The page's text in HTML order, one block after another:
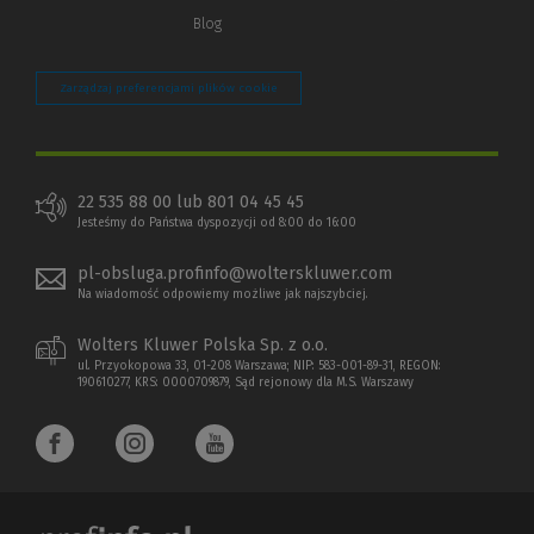
Blog
Zarządzaj preferencjami plików cookie
22 535 88 00 lub 801 04 45 45
Jesteśmy do Państwa dyspozycji od 8:00 do 16:00
pl-obsluga.profinfo@wolterskluwer.com
Na wiadomość odpowiemy możliwe jak najszybciej.
Wolters Kluwer Polska Sp. z o.o.
ul. Przyokopowa 33, 01-208 Warszawa; NIP: 583-001-89-31, REGON:
190610277, KRS: 0000709879, Sąd rejonowy dla M.S. Warszawy